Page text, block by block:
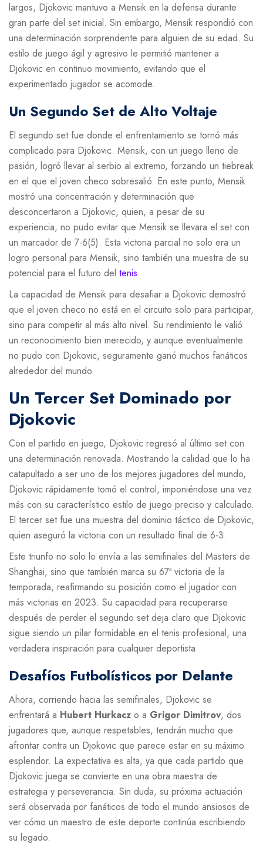
largos, Djokovic mantuvo a Mensik en la defensa durante
gran parte del set inicial. Sin embargo, Mensik respondió con
una determinación sorprendente para alguien de su edad. Su
estilo de juego ágil y agresivo le permitió mantener a
Djokovic en continuo movimiento, evitando que el
experimentado jugador se acomode.
Un Segundo Set de Alto Voltaje
El segundo set fue donde el enfrentamiento se tornó más
complicado para Djokovic. Mensik, con un juego lleno de
pasión, logró llevar al serbio al extremo, forzando un tiebreak
en el que el joven checo sobresalió. En este punto, Mensik
mostró una concentración y determinación que
desconcertaron a Djokovic, quien, a pesar de su
experiencia, no pudo evitar que Mensik se llevara el set con
un marcador de 7-6(5). Esta victoria parcial no solo era un
logro personal para Mensik, sino también una muestra de su
potencial para el futuro del tenis.
La capacidad de Mensik para desafiar a Djokovic demostró
que el joven checo no está en el circuito solo para participar,
sino para competir al más alto nivel. Su rendimiento le valió
un reconocimiento bien merecido, y aunque eventualmente
no pudo con Djokovic, seguramente ganó muchos fanáticos
alrededor del mundo.
Un Tercer Set Dominado por
Djokovic
Con el partido en juego, Djokovic regresó al último set con
una determinación renovada. Mostrando la calidad que lo ha
catapultado a ser uno de los mejores jugadores del mundo,
Djokovic rápidamente tomó el control, imponiéndose una vez
más con su característico estilo de juego preciso y calculado.
El tercer set fue una muestra del dominio táctico de Djokovic,
quien aseguró la victoria con un resultado final de 6-3.
Este triunfo no solo lo envía a las semifinales del Masters de
Shanghai, sino que también marca su 67ª victoria de la
temporada, reafirmando su posición como el jugador con
más victorias en 2023. Su capacidad para recuperarse
después de perder el segundo set deja claro que Djokovic
sigue siendo un pilar formidable en el tenis profesional, una
verdadera inspiración para cualquier deportista.
Desafíos Futbolísticos por Delante
Ahora, corriendo hacia las semifinales, Djokovic se
enfrentará a Hubert Hurkacz o a Grigor Dimitrov, dos
jugadores que, aunque respetables, tendrán mucho que
afrontar contra un Djokovic que parece estar en su máximo
esplendor. La expectativa es alta, ya que cada partido que
Djokovic juega se convierte en una obra maestra de
estrategia y perseverancia. Sin duda, su próxima actuación
será observada por fanáticos de todo el mundo ansiosos de
ver cómo un maestro de este deporte continúa escribiendo
su legado.